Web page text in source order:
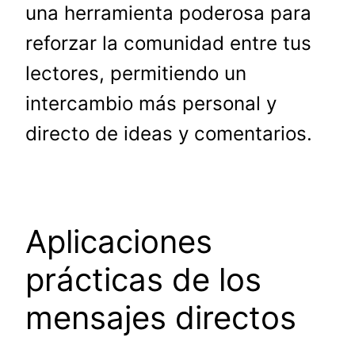
una herramienta poderosa para
reforzar la comunidad entre tus
lectores, permitiendo un
intercambio más personal y
directo de ideas y comentarios.
Aplicaciones
prácticas de los
mensajes directos